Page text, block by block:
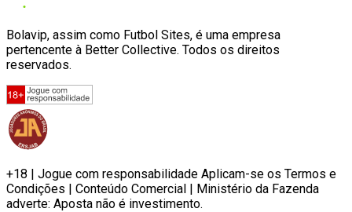
Bolavip, assim como Futbol Sites, é uma empresa
pertencente à Better Collective. Todos os direitos
reservados.
+18 | Jogue com responsabilidade Aplicam-se os Termos e
Condições | Conteúdo Comercial | Ministério da Fazenda
adverte: Aposta não é investimento.